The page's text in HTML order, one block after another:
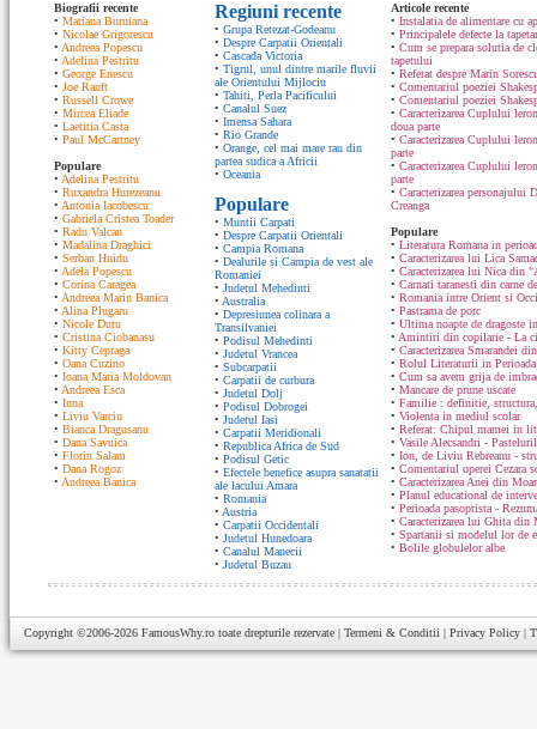
Biografii recente
• Mariana Buruiana
• Nicolae Grigorescu
• Andreea Popescu
• Adelina Pestritu
• George Enescu
• Joe Ranft
• Russell Crowe
• Mircea Eliade
• Laetitia Casta
• Paul McCartney
Populare
• Adelina Pestritu
• Ruxandra Hurezeanu
• Antonia Iacobescu
• Gabriela Cristea Toader
• Radu Valcan
• Madalina Draghici
• Serban Huidu
• Adela Popescu
• Corina Caragea
• Andreea Marin Banica
• Alina Plugaru
• Nicole Dutu
• Cristina Ciobanasu
• Kitty Cepraga
• Oana Cuzino
• Ioana Maria Moldovan
• Andreea Esca
• Inna
• Liviu Varciu
• Bianca Dragusanu
• Dana Savuica
• Florin Salam
• Dana Rogoz
• Andreea Banica
Regiuni recente
• Grupa Retezat-Godeanu
• Despre Carpatii Orientali
• Cascada Victoria
• Tigrul, unul dintre marile fluvii
ale Orientului Mijlociu
• Tahiti, Perla Pacificului
• Canalul Suez
• Imensa Sahara
• Rio Grande
• Orange, cel mai mare rau din
partea sudica a Africii
• Oceania
Populare
• Muntii Carpati
• Despre Carpatii Orientali
• Campia Romana
• Dealurile si Campia de vest ale
Romaniei
• Judetul Mehedinti
• Australia
• Depresiunea colinara a
Transilvaniei
• Podisul Mehedinti
• Judetul Vrancea
• Subcarpatii
• Carpatii de curbura
• Judetul Dolj
• Podisul Dobrogei
• Judetul Iasi
• Carpatii Meridionali
• Republica Africa de Sud
• Podisul Getic
• Efectele benefice asupra sanatatii
ale lacului Amara
• Romania
• Austria
• Carpatii Occidentali
• Judetul Hunedoara
• Canalul Manecii
• Judetul Buzau
Articole recente
• Instalatia de alimentare cu
• Principalele defecte la
• Cum se prepara solutia de
tapetului
• Referat despre Marin
• Comentariul poeziei
• Comentariul poeziei
• Caracterizarea Cuplului
doua parte
• Caracterizarea Cuplului
parte
• Caracterizarea Cuplului
parte
• Caracterizarea personajului
Creanga
Populare
• Literatura Romana in
• Caracterizarea lui Lica
• Caracterizarea lui Nica din
• Carnati taranesti din carne
• Romania intre Orient si
• Pastrama de porc
• Ultima noapte de dragoste
• Amintiri din copilarie - La
• Caracterizarea Smarandei
• Rolul Literaturii in Perioada
• Cum sa avem grija de
• Mancare de prune uscate
• Familie : definitie,
• Violenta in mediul scolar
• Referat: Chipul mamei in
• Vasile Alecsandri -
• Ion, de Liviu Rebreanu -
• Comentariul operei Cezara
• Caracterizarea Anei din
• Planul educational de
• Perioada pasoptista -
• Caracterizarea lui Ghita din
• Spartanii si modelul lor de
• Bolile globulelor albe
Copyright ©2006-2026 FamousWhy.ro toate drepturile rezervate | Termeni & Conditii | Privacy Policy |